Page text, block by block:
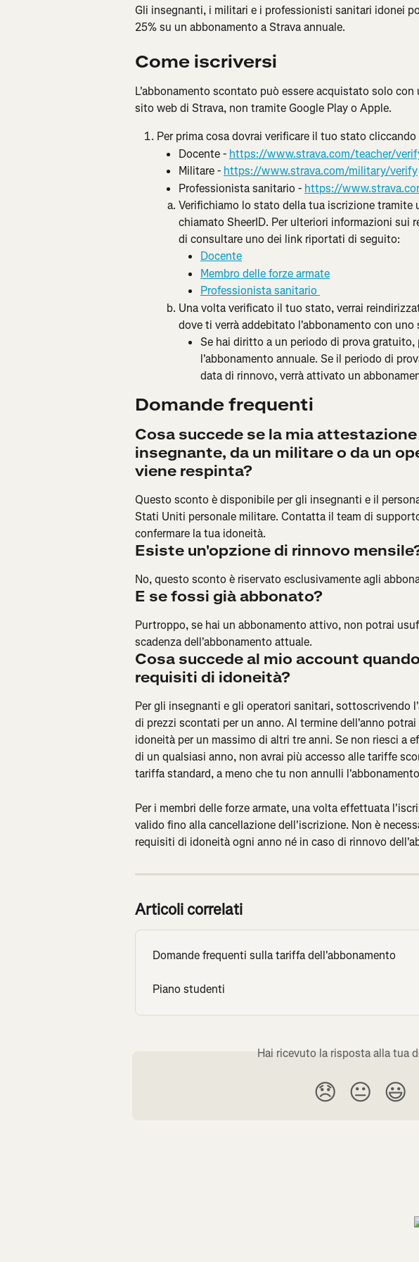
Gli insegnanti, i militari e i professionisti sanitari idonei
25% su un abbonamento a Strava annuale.
Come iscriversi
L'abbonamento scontato può essere acquistato solo con
sito web di Strava, non tramite Google Play o Apple.
Per prima cosa dovrai verificare il tuo stato
Docente - https://www.strava.com/teacher/
Militare - https://www.strava.com/military/verify
Professionista sanitario - https://
Verifichiamo lo stato della tua iscrizione tramite
chiamato SheerID. Per ulteriori informazioni sui
di consultare uno dei link riportati di seguito:
Docente
Membro delle forze armate
Professionista sanitario
Una volta verificato il tuo stato, verrai
dove ti verrà addebitato l'abbonamento con uno
Se hai diritto a un periodo di prova
l'abbonamento annuale. Se il periodo di
data di rinnovo, verrà attivato un
Domande frequenti
Cosa succede se la mia
insegnante, da un militare o da un
viene respinta?
Questo sconto è disponibile per gli insegnanti e il
Stati Uniti personale militare. Contatta il team di
confermare la tua idoneità.
Esiste un'opzione di rinnovo
No, questo sconto è riservato esclusivamente agli
E se fossi già abbonato?
Purtroppo, se hai un abbonamento attivo, non potrai
scadenza dell'abbonamento attuale.
Cosa succede al mio account
requisiti di idoneità?
Per gli insegnanti e gli operatori sanitari, sottoscrivendo
di prezzi scontati per un anno. Al termine dell'anno
idoneità per un massimo di altri tre anni. Se non riesci a
di un qualsiasi anno, non avrai più accesso alle tariffe
tariffa standard, a meno che tu non annulli
Per i membri delle forze armate, una volta effettuata
valido fino alla cancellazione dell'iscrizione. Non è
requisiti di idoneità ogni anno né in caso di rinnovo
Articoli correlati
Domande frequenti sulla tariffa dell'abbonamento
Piano studenti
Hai ricevuto la risposta alla tua
😞 😐 😃